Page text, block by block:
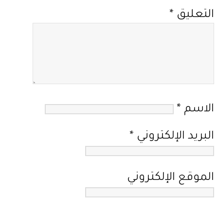
التعليق *
الاسم *
البريد الإلكتروني *
الموقع الإلكتروني